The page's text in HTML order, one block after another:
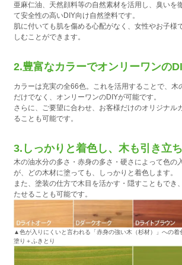
亜麻仁油、天然顔料等の自然素材を活用し、臭いを
て安全性の高いDIY向け自然塗料です。
肌に付いても肌を傷める心配がなく、女性やお子様
しむことができます。
2.豊富なカラーでオンリーワンの
カラーは充実の全66色。これを活用することで、木
だけでなく、オンリーワンのDIYが可能です。
さらに、ご要望に合わせ、お客様だけのオリジナル
ることも可能です。
3.しっかりと着色し、木も引き立ち
木の油水分の多さ・赤身の多さ・硬さによって色の
が、どの木材に塗っても、しっかりと着色します。
また、塗装の仕方で木目を活かす・隠すこともでき
たせることも可能です。
▲色が入りにくいと言われる「赤身の強い木（杉材）」への
塗り＋ふきとり